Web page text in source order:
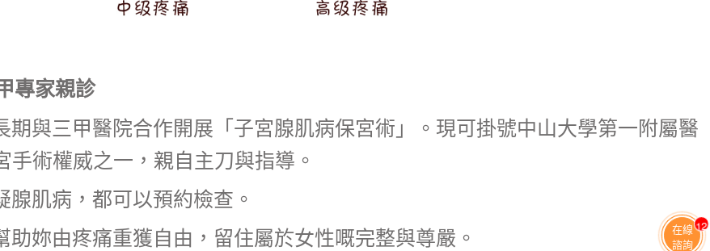
專家親診
與三甲醫院合作開展「子宮腺肌病保宮術」。現可掛號中山大學第一附屬醫
術權威之一，親自主刀與指導。
肌病，都可以預約檢查。
妳由疼痛重獲自由，留住屬於女性嘅完整與尊嚴。
在線
諮詢
11